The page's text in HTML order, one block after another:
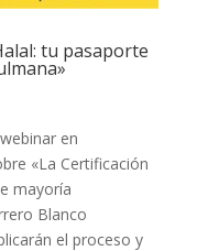
tu pasaporte
en
«La Certificación
mayoría
Blanco
el proceso y